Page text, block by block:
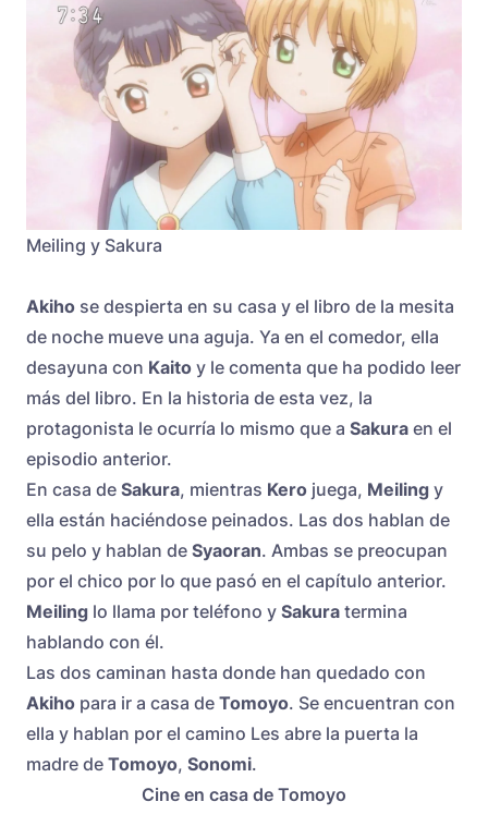
Meiling y Sakura
Akiho se despierta en su casa y el libro de la mesita
de noche mueve una aguja. Ya en el comedor, ella
desayuna con Kaito y le comenta que ha podido leer
más del libro. En la historia de esta vez, la
protagonista le ocurría lo mismo que a Sakura en el
episodio anterior.
En casa de Sakura, mientras Kero juega, Meiling y
ella están haciéndose peinados. Las dos hablan de
su pelo y hablan de Syaoran. Ambas se preocupan
por el chico por lo que pasó en el capítulo anterior.
Meiling lo llama por teléfono y Sakura termina
hablando con él.
Las dos caminan hasta donde han quedado con
Akiho para ir a casa de Tomoyo. Se encuentran con
ella y hablan por el camino Les abre la puerta la
madre de Tomoyo, Sonomi.
Cine en casa de Tomoyo